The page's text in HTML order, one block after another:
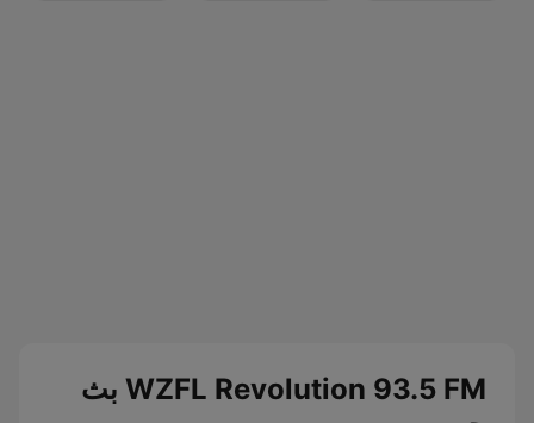
WZFL Revolution 93.5 FM بث